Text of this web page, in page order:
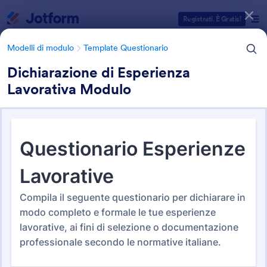
Registrati. È Gratis!
Modelli di modulo Template Questionario
Dichiarazione di Esperienza
Lavorativa Modulo
500+ Modelli di Questionari
ed Esempi
556 Template
Categorie Template Moduli